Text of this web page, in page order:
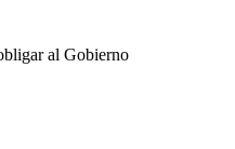
al Gobierno